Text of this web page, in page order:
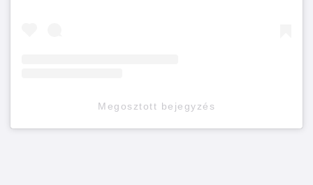
Megosztott bejegyzés